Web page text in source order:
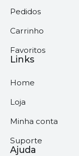
Pedidos
Carrinho
Favoritos
Links
Home
Loja
Minha conta
Suporte
Ajuda